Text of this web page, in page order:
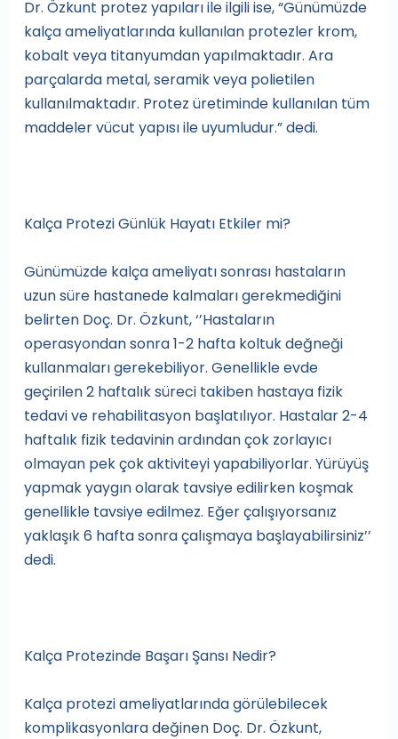
Dr. Özkunt protez yapıları ile ilgili ise, “Günümüzde
kalça ameliyatlarında kullanılan protezler krom,
kobalt veya titanyumdan yapılmaktadır. Ara
parçalarda metal, seramik veya polietilen
kullanılmaktadır. Protez üretiminde kullanılan tüm
maddeler vücut yapısı ile uyumludur.” dedi.
Kalça Protezi Günlük Hayatı Etkiler mi?
Günümüzde kalça ameliyatı sonrası hastaların
uzun süre hastanede kalmaları gerekmediğini
belirten Doç. Dr. Özkunt, ‘’Hastaların
operasyondan sonra 1-2 hafta koltuk değneği
kullanmaları gerekebiliyor. Genellikle evde
geçirilen 2 haftalık süreci takiben hastaya fizik
tedavi ve rehabilitasyon başlatılıyor. Hastalar 2-4
haftalık fizik tedavinin ardından çok zorlayıcı
olmayan pek çok aktiviteyi yapabiliyorlar. Yürüyüş
yapmak yaygın olarak tavsiye edilirken koşmak
genellikle tavsiye edilmez. Eğer çalışıyorsanız
yaklaşık 6 hafta sonra çalışmaya başlayabilirsiniz’’
dedi.
Kalça Protezinde Başarı Şansı Nedir?
Kalça protezi ameliyatlarında görülebilecek
komplikasyonlara değinen Doç. Dr. Özkunt,